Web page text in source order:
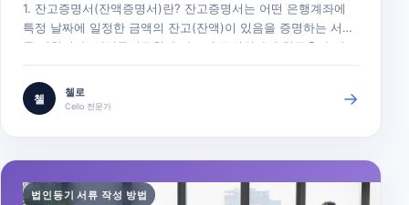
1. 잔고증명서(잔액증명서)란? 잔고증명서는 어떤 은행계좌에
특정 날짜에 일정한 금액의 잔고(잔액)이 있음을 증명하는 서류
를 말합니다. 상업등기규칙에 따르면 주식회사에 현금출자 시
등기신청서에 납입금 보관을 증명하는 서류를 첨부해야 합니다.
납입금 보관을 증명하는 서류로는 원칙적으로 주금납입보관증
명서를 제출하여야 합니다. 그러나 상법은 자본금이 10억 미만
첼 첼로
Cello 전문가 →
법인등기 서류 작성 방법